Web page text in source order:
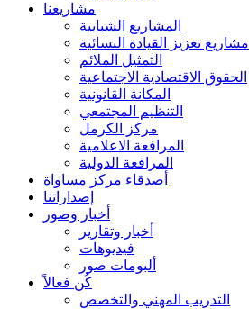
مشاريعنا
المشاريع الشبابية
مشاريع تعزيز القيادة النسائية
التمثيل الملائم
الحقوق الاقتصادية الاجتماعية
المكانة القانونية
التنظيم المجتمعي
مركز الكرمل
المرافعة الاعلامية
المرافعة الدولية
أصدقاء مركز مساواة
إصداراتنا
أخبار وصور
أخبار وتقارير
فيديوهات
ألبومات صور
كُن فعالاً
التدريب المهني والتخصص